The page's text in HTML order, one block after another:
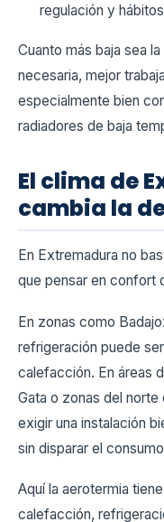
regulación y
Cuanto más baja sea
necesaria, mejor
especialmente bien
radiadores de baja
El clima de
cambia la
En Extremadura no
que pensar en confort
En zonas como
refrigeración puede
calefacción. En áreas
Gata o zonas del
exigir una instalación
sin disparar el
Aquí la aerotermia
calefacción,